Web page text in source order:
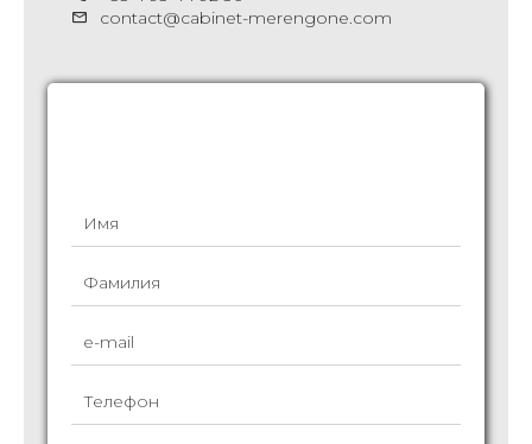
contact@cabinet-merengone.com